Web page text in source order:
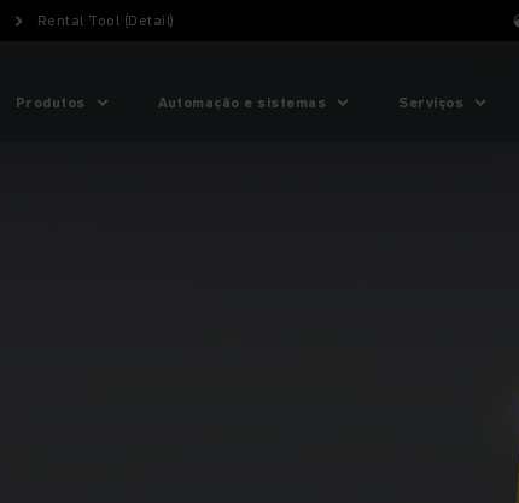
Rental Tool (Detail)
Produtos Automação e sistemas Serviços